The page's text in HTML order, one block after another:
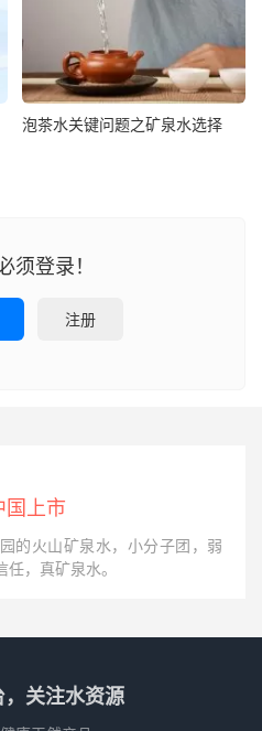
泡茶水关键问题之矿泉水选择
须登录！
注册
国上市
的火山矿泉水，小分子团，弱
，真矿泉水。
，关注水资源